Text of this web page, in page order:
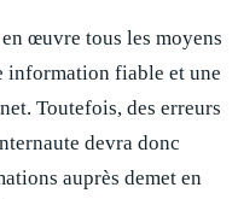
œuvre tous les moyens
information fiable et une
Toutefois, des erreurs
devra donc
auprès demet en